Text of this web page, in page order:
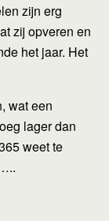
zijn erg
zij opveren en
het jaar. Het
wat een
lager dan
weet te